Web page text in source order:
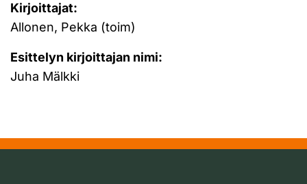
Kirjoittajat:
Allonen, Pekka (toim)
Esittelyn kirjoittajan nimi:
Juha Mälkki